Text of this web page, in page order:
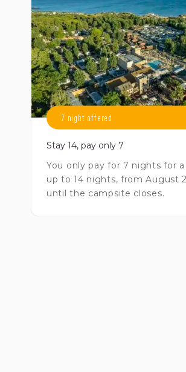
7 night offered
Stay 14, pay only 7
You only pay for 7 nights for
up to 14 nights, from August
until the campsite closes.